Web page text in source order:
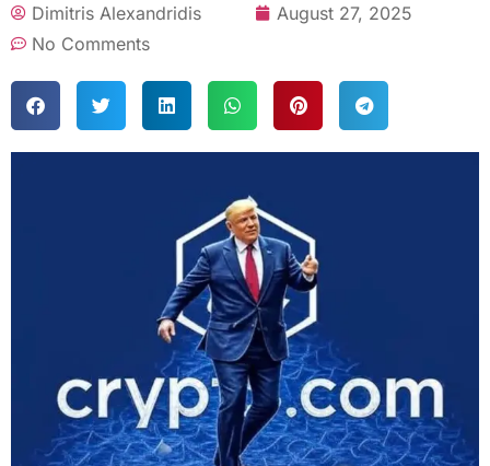
Dimitris Alexandridis
August 27, 2025
No Comments